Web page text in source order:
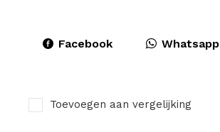
Facebook Whatsapp
Toevoegen aan vergelijking